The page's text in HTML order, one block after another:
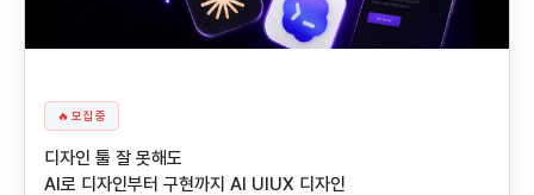
🔥 모집 중
디자인 툴 잘 못해도
AI로 디자인부터 구현까지 AI UIUX 디자인